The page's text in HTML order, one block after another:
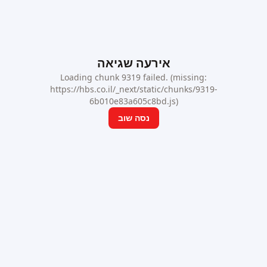
אירעה שגיאה
Loading chunk 9319 failed. (missing:
https://hbs.co.il/_next/static/chunks/9319-
6b010e83a605c8bd.js)